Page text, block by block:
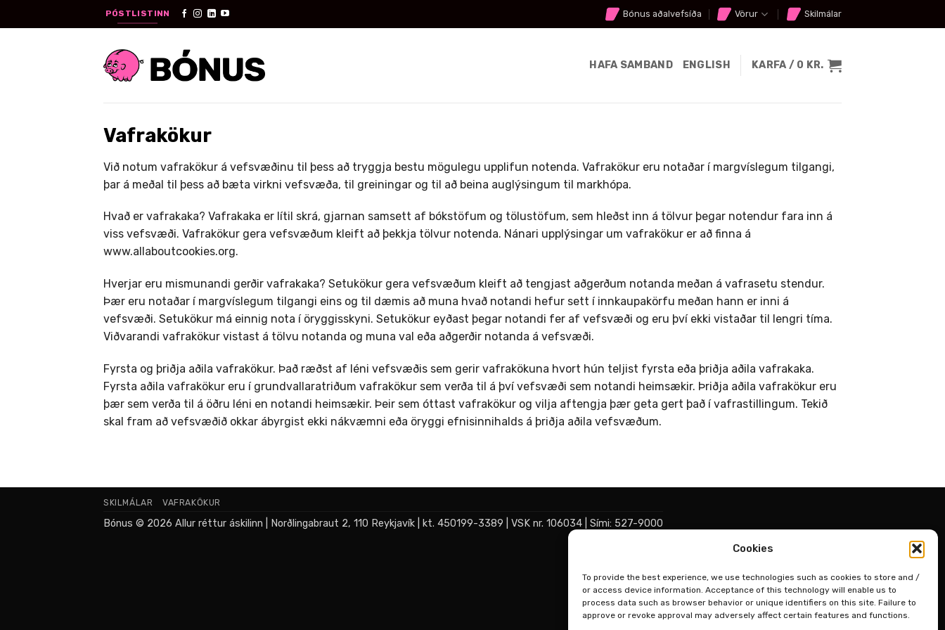
Cookies
To provide the best experience, we use technologies such as cookies to store and /
or access device information. Acceptance of this technology will enable us to
process data such as browser behavior or unique identifiers on this site. Failure to
approve or revoke approval may adversely affect certain features and functions.
to
PÓSTLISTINN Bónus aðalvefsíða Vörur Skilmálar
HAFA SAMBAND ENGLISH KARFA / 0 KR.
Vafrakökur
Við notum vafrakökur á vefsvæðinu til þess að tryggja bestu mögulegu upplifun notenda. Vafrakökur eru notaðar í margvíslegum tilgangi,
þar á meðal til þess að bæta virkni vefsvæða, til greiningar og til að beina auglýsingum til markhópa.
Hvað er vafrakaka? Vafrakaka er lítil skrá, gjarnan samsett af bókstöfum og tölustöfum, sem hleðst inn á tölvur þegar notendur fara inn á
viss vefsvæði. Vafrakökur gera vefsvæðum kleift að þekkja tölvur notenda. Nánari upplýsingar um vafrakökur er að finna á
www.allaboutcookies.org.
Hverjar eru mismunandi gerðir vafrakaka? Setukökur gera vefsvæðum kleift að tengjast aðgerðum notanda meðan á vafrasetu stendur.
Þær eru notaðar í margvíslegum tilgangi eins og til dæmis að muna hvað notandi hefur sett í innkaupakörfu meðan hann er inni á
vefsvæði. Setukökur má einnig nota í öryggisskyni. Setukökur eyðast þegar notandi fer af vefsvæði og eru því ekki vistaðar til lengri tíma.
Viðvarandi vafrakökur vistast á tölvu notanda og muna val eða aðgerðir notanda á vefsvæði.
Fyrsta og þriðja aðila vafrakökur. Það ræðst af léni vefsvæðis sem gerir vafrakökuna hvort hún teljist fyrsta eða þriðja aðila vafrakaka.
Fyrsta aðila vafrakökur eru í grundvallaratriðum vafrakökur sem verða til á því vefsvæði sem notandi heimsækir. Þriðja aðila vafrakökur eru
þær sem verða til á öðru léni en notandi heimsækir. Þeir sem óttast vafrakökur og vilja aftengja þær geta gert það í vafrastillingum. Tekið
skal fram að vefsvæðið okkar ábyrgist ekki nákvæmni eða öryggi efnisinnihalds á þriðja aðila vefsvæðum.
SKILMÁLAR VAFRAKÖKUR
Bónus © 2026 Allur réttur áskilinn | Norðlingabraut 2, 110 Reykjavík | kt. 450199-3389 | VSK nr. 106034 | Sími: 527-9000